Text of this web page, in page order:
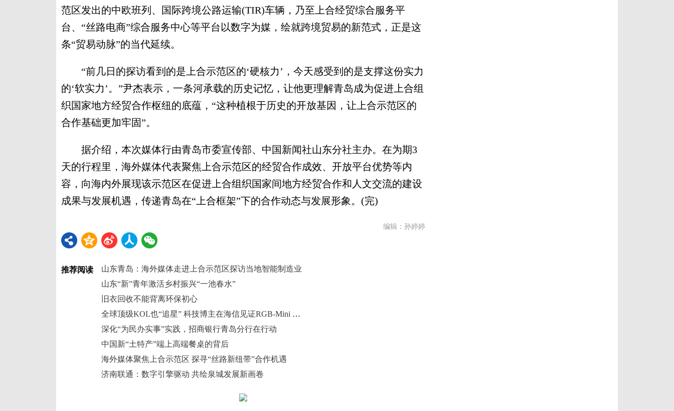
范区发出的中欧班列、国际跨境公路运输(TIR)车辆，乃至上合经贸综合服务平
台、“丝路电商”综合服务中心等平台以数字为媒，绘就跨境贸易的新范式，正是这
条“贸易动脉”的当代延续。
“前几日的探访看到的是上合示范区的‘硬核力’，今天感受到的是支撑这份实力
的‘软实力’。”尹杰表示，一条河承载的历史记忆，让他更理解青岛成为促进上合组
织国家地方经贸合作枢纽的底蕴，“这种植根于历史的开放基因，让上合示范区的
合作基础更加牢固”。
据介绍，本次媒体行由青岛市委宣传部、中国新闻社山东分社主办。在为期3
天的行程里，海外媒体代表聚焦上合示范区的经贸合作成效、开放平台优势等内
容，向海内外展现该示范区在促进上合组织国家间地方经贸合作和人文交流的建设
成果与发展机遇，传递青岛在“上合框架”下的合作动态与发展形象。(完)
编辑：孙婷婷
推荐阅读
山东青岛：海外媒体走进上合示范区探访当地智能制造业
山东“新”青年激活乡村振兴“一池春水”
旧衣回收不能背离环保初心
全球顶级KOL也“追星” 科技博主在海信见证RGB-Mini LED色彩奥秘
深化“为民办实事”实践，招商银行青岛分行在行动
中国新“土特产”端上高端餐桌的背后
海外媒体聚焦上合示范区 探寻“丝路新纽带”合作机遇
济南联通：数字引擎驱动 共绘泉城发展新画卷